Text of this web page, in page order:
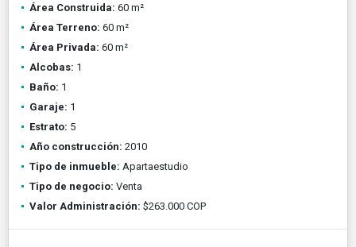
Área Construida: 60 m²
Área Terreno: 60 m²
Área Privada: 60 m²
Alcobas: 1
Baño: 1
Garaje: 1
Estrato: 5
Año construcción: 2010
Tipo de inmueble: Apartaestudio
Tipo de negocio: Venta
Valor Administración: $263.000 COP